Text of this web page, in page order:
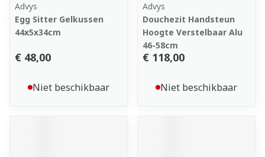
Advys
Egg Sitter Gelkussen
44x5x34cm
€ 48,00
Niet beschikbaar
Advys
Douchezit Handsteun
Hoogte Verstelbaar Alu
46-58cm
€ 118,00
Niet beschikbaar